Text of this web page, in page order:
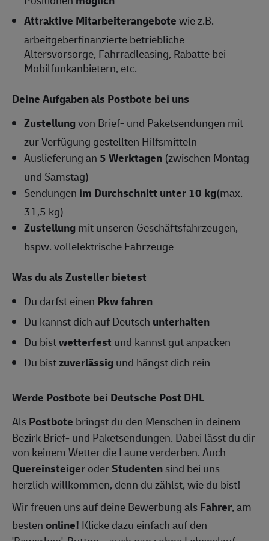
Attraktive Mitarbeiterangebotewie z.B.
arbeitgeberfinanzierte betriebliche
Altersvorsorge, Fahrradleasing, Rabatte bei
Mobilfunkanbietern, etc.
Deine Aufgaben als Postbote bei uns
Zustellungvon Brief- und Paketsendungen mit
zur Verfügung gestellten Hilfsmitteln
Auslieferung an5 Werktagen (zwischen Montag
und Samstag)
Sendungen im Durchschnitt unter 10 kg(max.
31,5 kg)
Zustellungmit unseren Geschäftsfahrzeugen,
bspw. vollelektrische Fahrzeuge
Was du als Zusteller bietest
Du darfst einen Pkw fahren
Du kannst dich auf Deutsch unterhalten
Du bistwetterfest und kannst gut anpacken
Du bistzuverlässigund hängst dich rein
Werde Postbote bei Deutsche Post DHL
AlsPostbote bringst du den Menschen in deinem
Bezirk Brief- und Paketsendungen. Dabei lässt du dir
von keinem Wetter die Laune verderben. Auch
QuereinsteigeroderStudentensind bei uns
herzlich willkommen, denn du zählst, wie du bist!
Wir freuen uns auf deine Bewerbung alsFahrer, am
bestenonline! Klicke dazu einfach auf den